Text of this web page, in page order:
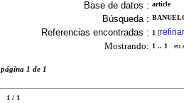
Base de datos : article
Búsqueda :
Referencias encontradas : 1 [refinar
Mostrando: 1 .. 1 en
página 1 de 1
1 / 1